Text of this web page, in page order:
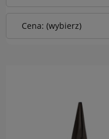
Cena: (wybierz)